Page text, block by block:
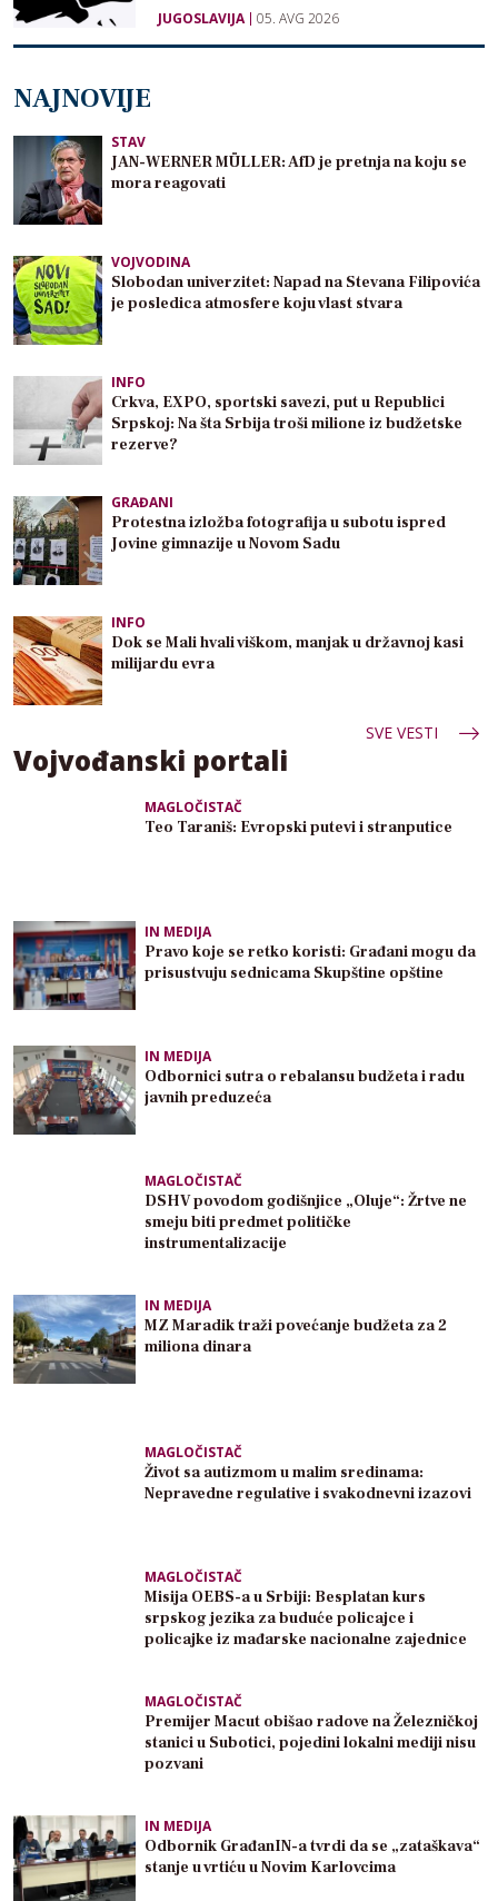
JUGOSLAVIJA 05. AVG 2026
NAJNOVIJE
STAV
JAN-WERNER MÜLLER: AfD je pretnja na koju se
mora reagovati
VOJVODINA
Slobodan univerzitet: Napad na Stevana Filipovića
je posledica atmosfere koju vlast stvara
INFO
Crkva, EXPO, sportski savezi, put u Republici
Srpskoj: Na šta Srbija troši milione iz budžetske
rezerve?
GRAĐANI
Protestna izložba fotografija u subotu ispred
Jovine gimnazije u Novom Sadu
INFO
Dok se Mali hvali viškom, manjak u državnoj kasi
milijardu evra
SVE VESTI
Vojvođanski portali
MAGLOČISTAČ
Teo Taraniš: Evropski putevi i stranputice
IN MEDIJA
Pravo koje se retko koristi: Građani mogu da
prisustvuju sednicama Skupštine opštine
IN MEDIJA
Odbornici sutra o rebalansu budžeta i radu
javnih preduzeća
MAGLOČISTAČ
DSHV povodom godišnjice „Oluje“: Žrtve ne
smeju biti predmet političke
instrumentalizacije
IN MEDIJA
MZ Maradik traži povećanje budžeta za 2
miliona dinara
MAGLOČISTAČ
Život sa autizmom u malim sredinama:
Nepravedne regulative i svakodnevni izazovi
MAGLOČISTAČ
Misija OEBS-a u Srbiji: Besplatan kurs
srpskog jezika za buduće policajce i
policajke iz mađarske nacionalne zajednice
MAGLOČISTAČ
Premijer Macut obišao radove na Železničkoj
stanici u Subotici, pojedini lokalni mediji nisu
pozvani
IN MEDIJA
Odbornik GrađanIN-a tvrdi da se „zataškava“
stanje u vrtiću u Novim Karlovcima